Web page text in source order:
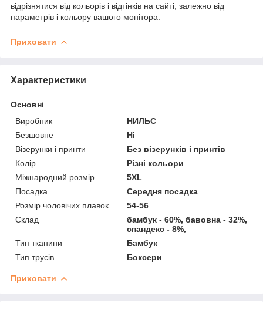
відрізнятися від кольорів і відтінків на сайті, залежно від
параметрів і кольору вашого монітора.
Приховати
Характеристики
Основні
Виробник
НИЛЬС
Безшовне
Ні
Візерунки і принти
Без візерунків і принтів
Колір
Різні кольори
Міжнародний розмір
5XL
Посадка
Середня посадка
Розмір чоловічих плавок
54-56
Склад
бамбук - 60%, бавовна - 32%,
спандекс - 8%,
Тип тканини
Бамбук
Тип трусів
Боксери
Приховати